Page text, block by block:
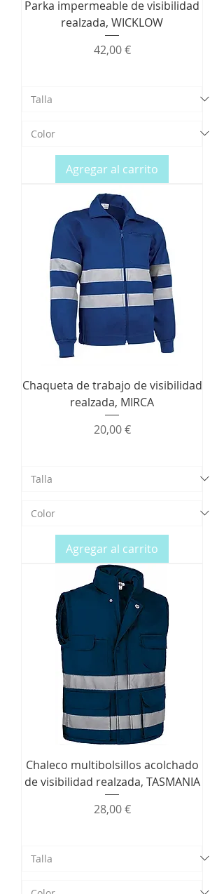
Parka impermeable de visibilidad
realzada, WICKLOW
Precio
42,00 €
Agregar al carrito
Chaqueta de trabajo de visibilidad
realzada, MIRCA
Precio
20,00 €
Agregar al carrito
Chaleco multibolsillos acolchado
de visibilidad realzada, TASMANIA
Precio
28,00 €